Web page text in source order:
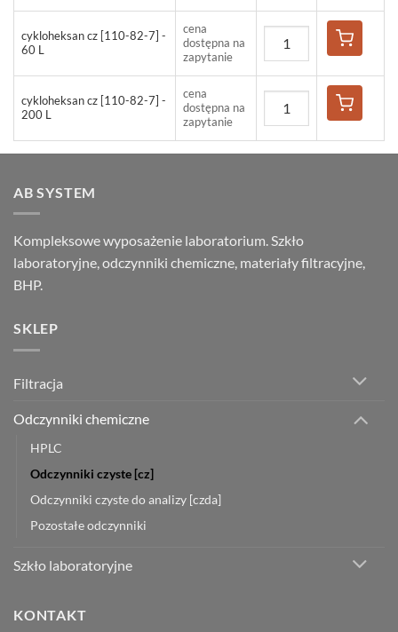
cykloheksan cz [110-82-7] -
60 L
cena
dostępna na
zapytanie
cykloheksan cz [110-82-7] -
200 L
cena
dostępna na
zapytanie
AB SYSTEM
Kompleksowe wyposażenie laboratorium. Szkło
laboratoryjne, odczynniki chemiczne, materiały filtracyjne,
BHP.
SKLEP
Filtracja
Odczynniki chemiczne
HPLC
Odczynniki czyste [cz]
Odczynniki czyste do analizy [czda]
Pozostałe odczynniki
Szkło laboratoryjne
KONTAKT